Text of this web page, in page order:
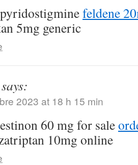
feldene
5mg generic
says:
2023 at 18 h 15 min
60 mg for sale
10mg online